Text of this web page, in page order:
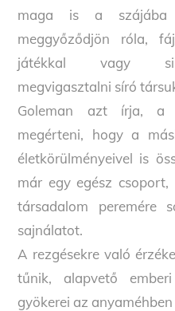
maga is a
meggyőződjön róla,
játékkal vagy
megvigasztalni síró
Goleman azt írja, a
megérteni, hogy a
életkörülményeivel is
már egy egész
társadalom peremére
sajnálatot.
A rezgésekre való
tűnik, alapvető
gyökerei az